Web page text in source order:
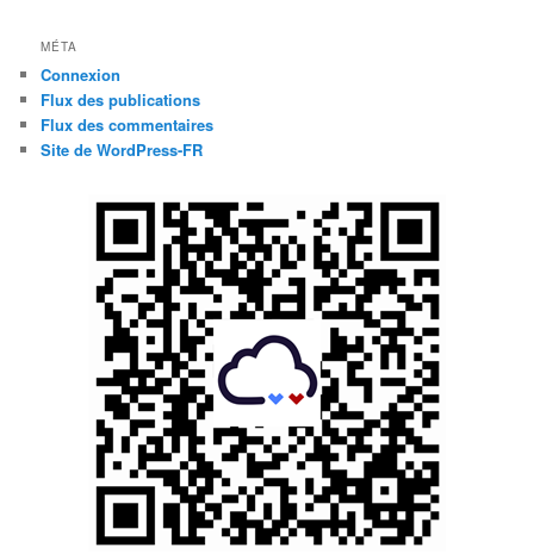
MÉTA
Connexion
Flux des publications
Flux des commentaires
Site de WordPress-FR